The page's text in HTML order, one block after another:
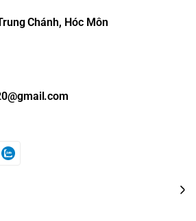
Chánh, Hóc Môn